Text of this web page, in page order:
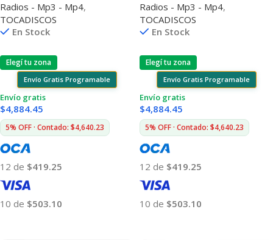
Radios - Mp3 - Mp4,
TOCADISCOS
En Stock
Elegí tu zona
Envío Gratis Programable
Envío gratis
$4,884.45
5% OFF · Contado: $4,640.23
12 de $419.25
10 de $503.10
Radios - Mp3 - Mp4,
TOCADISCOS
En Stock
Elegí tu zona
Envío Gratis Programable
Envío gratis
$4,884.45
5% OFF · Contado: $4,640.23
12 de $419.25
10 de $503.10